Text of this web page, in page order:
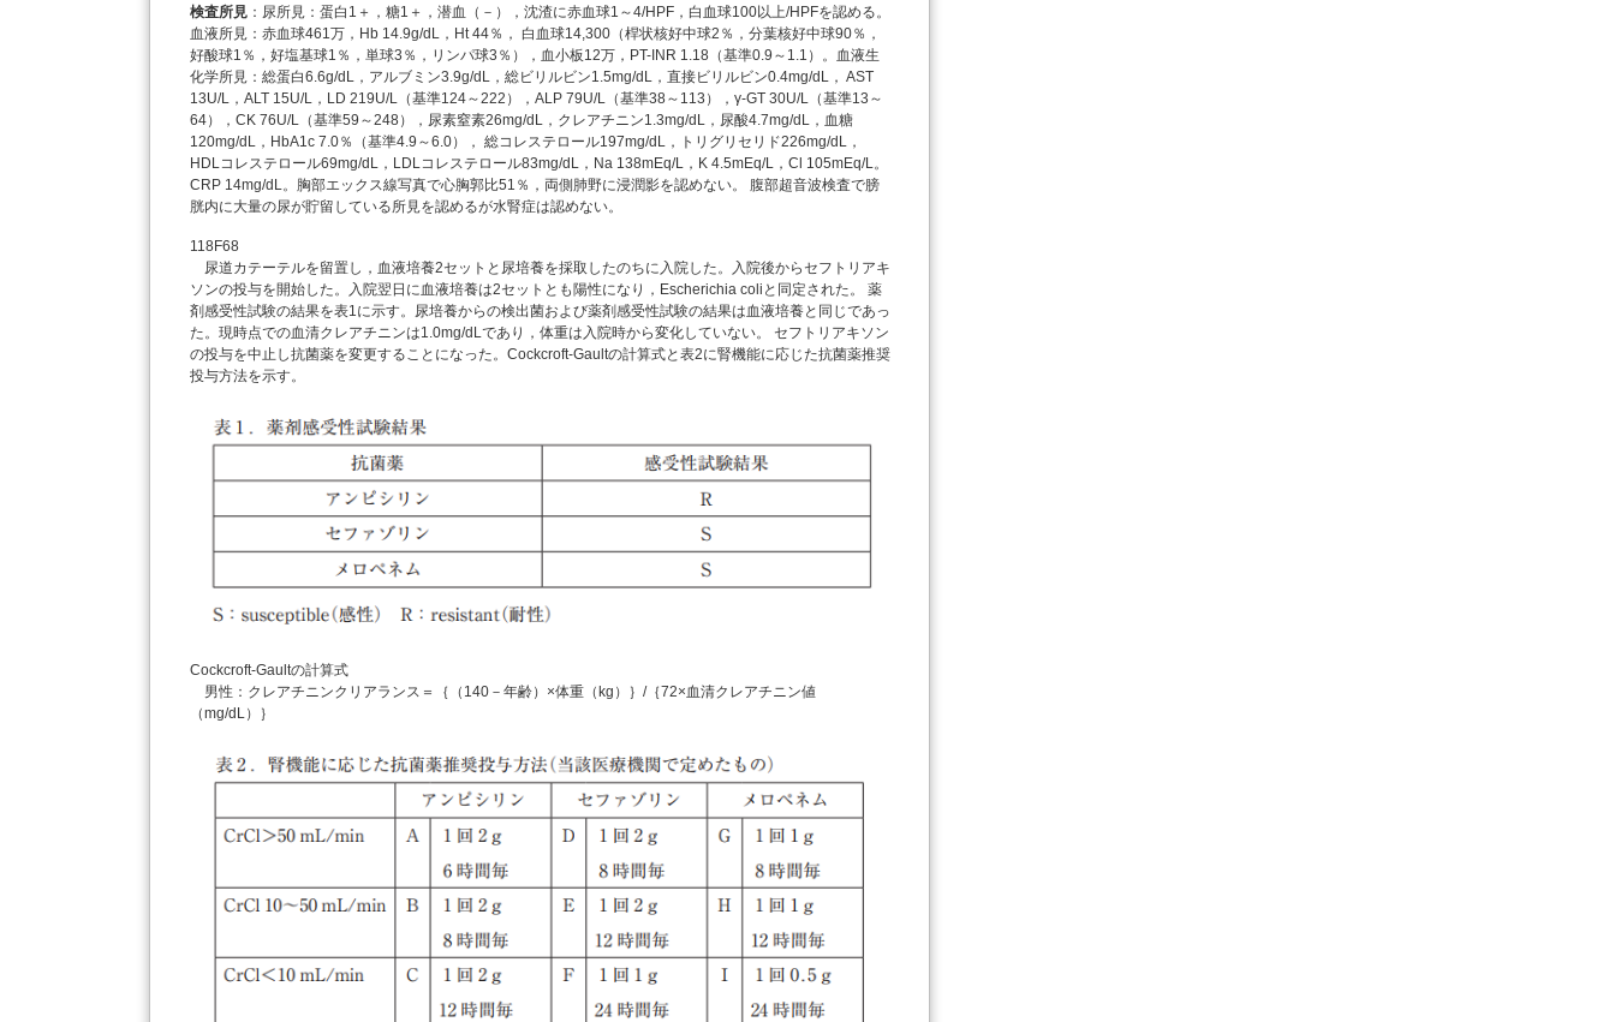
検査所見：尿所見：蛋白1＋，糖1＋，潜血（－），沈渣に赤血球1～4/HPF，白血球100以上/HPFを認める。
血液所見：赤血球461万，Hb 14.9g/dL，Ht 44％， 白血球14,300（桿状核好中球2％，分葉核好中球90％，
好酸球1％，好塩基球1％，単球3％，リンパ球3％），血小板12万，PT-INR 1.18（基準0.9～1.1）。血液生
化学所見：総蛋白6.6g/dL，アルブミン3.9g/dL，総ビリルビン1.5mg/dL，直接ビリルビン0.4mg/dL， AST
13U/L，ALT 15U/L，LD 219U/L（基準124～222），ALP 79U/L（基準38～113），γ-GT 30U/L（基準13～
64），CK 76U/L（基準59～248），尿素窒素26mg/dL，クレアチニン1.3mg/dL，尿酸4.7mg/dL，血糖
120mg/dL，HbA1c 7.0％（基準4.9～6.0）， 総コレステロール197mg/dL，トリグリセリド226mg/dL，
HDLコレステロール69mg/dL，LDLコレステロール83mg/dL，Na 138mEq/L，K 4.5mEq/L，Cl 105mEq/L。
CRP 14mg/dL。胸部エックス線写真で心胸郭比51％，両側肺野に浸潤影を認めない。 腹部超音波検査で膀
胱内に大量の尿が貯留している所見を認めるが水腎症は認めない。
118F68
尿道カテーテルを留置し，血液培養2セットと尿培養を採取したのちに入院した。入院後からセフトリアキ
ソンの投与を開始した。入院翌日に血液培養は2セットとも陽性になり，Escherichia coliと同定された。 薬
剤感受性試験の結果を表1に示す。尿培養からの検出菌および薬剤感受性試験の結果は血液培養と同じであっ
た。現時点での血清クレアチニンは1.0mg/dLであり，体重は入院時から変化していない。 セフトリアキソン
の投与を中止し抗菌薬を変更することになった。Cockcroft-Gaultの計算式と表2に腎機能に応じた抗菌薬推奨
投与方法を示す。
Cockcroft-Gaultの計算式
男性：クレアチニンクリアランス＝｛（140－年齢）×体重（kg）｝/｛72×血清クレアチニン値
（mg/dL）｝